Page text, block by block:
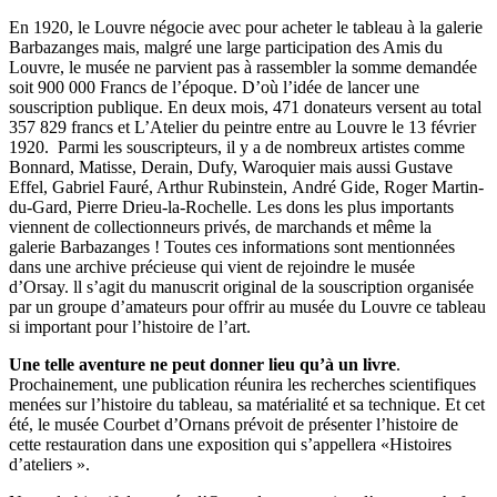
En 1920, le Louvre négocie avec pour acheter le tableau à la galerie
Barbazanges mais, malgré une large participation des Amis du
Louvre, le musée ne parvient pas à rassembler la somme demandée
soit 900 000 Francs de l’époque. D’où l’idée de lancer une
souscription publique. En deux mois, 471 donateurs versent au total
357 829 francs et L’Atelier du peintre entre au Louvre le 13 février
1920. Parmi les souscripteurs, il y a de nombreux artistes comme
Bonnard, Matisse, Derain, Dufy, Waroquier mais aussi Gustave
Effel, Gabriel Fauré, Arthur Rubinstein, André Gide, Roger Martin-
du-Gard, Pierre Drieu-la-Rochelle. Les dons les plus importants
viennent de collectionneurs privés, de marchands et même la
galerie Barbazanges ! Toutes ces informations sont mentionnées
dans une archive précieuse qui vient de rejoindre le musée
d’Orsay. ll s’agit du manuscrit original de la souscription organisée
par un groupe d’amateurs pour offrir au musée du Louvre ce tableau
si important pour l’histoire de l’art.
Une telle aventure ne peut donner lieu qu’à un livre.
Prochainement, une publication réunira les recherches scientifiques
menées sur l’histoire du tableau, sa matérialité et sa technique. Et cet
été, le musée Courbet d’Ornans prévoit de présenter l’histoire de
cette restauration dans une exposition qui s’appellera «Histoires
d’ateliers ».